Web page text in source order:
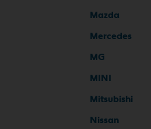
Mazda
Mercedes
MG
MINI
Mitsubishi
Nissan